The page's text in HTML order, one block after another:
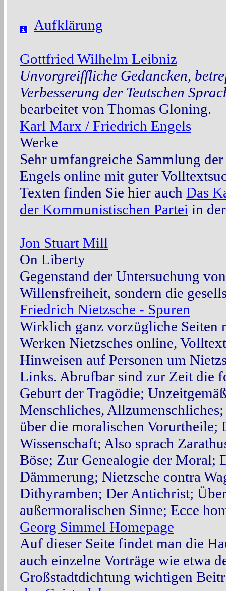
Aufklärung
Gottfried Wilhelm Leibniz
Unvorgreiffliche Gedancken,
Verbesserung der Teutschen
bearbeitet von Thomas Gloning.
Karl Marx / Friedrich Engels
Werke
Sehr umfangreiche Sammlung
Engels online mit guter
Texten finden Sie hier auch Das
der Kommunistischen Partei in
Jon Stuart Mill
On Liberty
Gegenstand der Untersuchung
Willensfreiheit, sondern die
Friedrich Nietzsche - Spuren
Wirklich ganz vorzügliche Seiten
Werken Nietzsches online,
Hinweisen auf Personen um
Links. Abrufbar sind zur Zeit die
Geburt der Tragödie;
Menschliches,
über die moralischen Vorurtheile;
Wissenschaft; Also sprach
Böse; Zur Genealogie der Moral;
Dämmerung; Nietzsche contra
Dithyramben; Der Antichrist;
außermoralischen Sinne; Ecce
Georg Simmel Homepage
Auf dieser Seite findet man die
auch einzelne Vorträge wie etwa
Großstadtdichtung wichtigen